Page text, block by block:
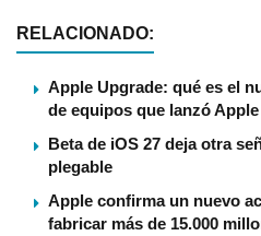
RELACIONADO:
Apple Upgrade: qué es el
de equipos que lanzó Apple
Beta de iOS 27 deja otra
plegable
Apple confirma un nuevo
fabricar más de 15.000